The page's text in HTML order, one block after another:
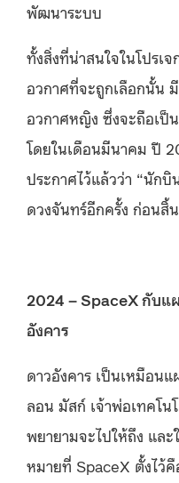
พัฒนาระบบ
ทั้งสิ่งที่น่าสนใจในโปร
อวกาศที่จะถูกเลือกนั้น
อวกาศหญิง ซึ่งจะถือเป็
โดยในเดือนมีนาคม ปี
ประกาศไว้แล้วว่า “นัก
ดวงจันทร์อีกครั้ง ก่อนสิ้
2024 – SpaceX กับแ
อังคาร
ดาวอังคาร เป็นเหมือน
ลอน มัสก์ เจ้าพ่อเทคโน
พยายามจะไปให้ถึง แล
หมายที่ SpaceX ตั้งไว้